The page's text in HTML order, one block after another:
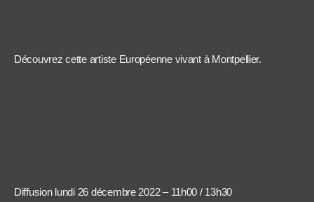
Découvrez cette artiste Européenne vivant à Montpellier.
Diffusion lundi 26 décembre 2022 – 11h00 / 13h30